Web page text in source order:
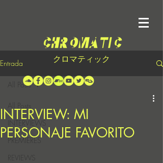
クロマティック
Entrada
INTERVIEWS
PREMIERES
REVIEWS
All Posts
INTERVIEW: MI
PERSONAJE FAVORITO